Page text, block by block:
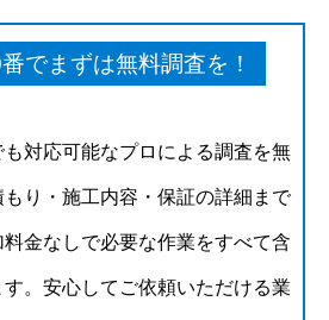
でまずは無料調査を！
対応可能なプロによる調査を無
り・施工内容・保証の詳細まで
金なしで必要な作業をすべて含
。安心してご依頼いただける業